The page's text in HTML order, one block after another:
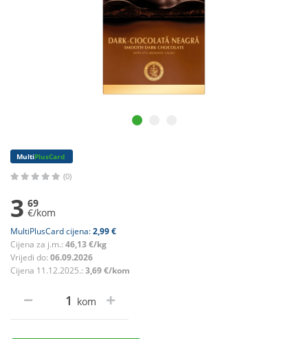
MultiPlusCard
(0)
3 69
€/kom
MultiPlusCard cijena:2,99 €
Cijena za j.m.: 46,13 €/kg
Vrijedi do: 06.09.2026
Cijena 11.12.2025.: 3,69 €/kom
kom